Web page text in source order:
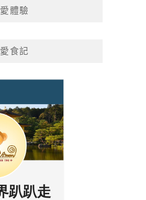
愛體驗
愛食記